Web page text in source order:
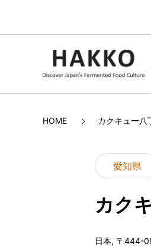
HOME カクキュー八
愛知県
カク
日本, 〒444-